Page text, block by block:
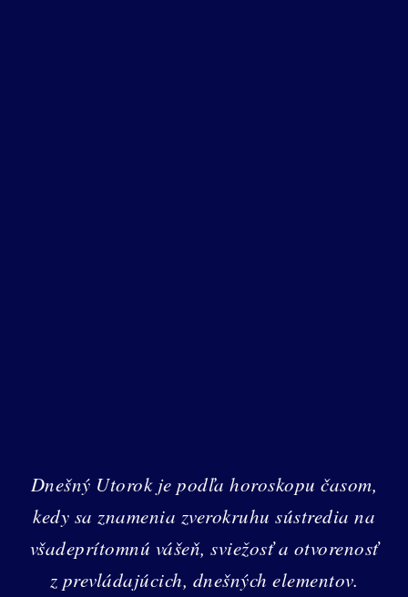
Dnešný Utorok je podľa horoskopu časom,
kedy sa znamenia zverokruhu sústredia na
všadeprítomnú vášeň, sviežosť a otvorenosť
z prevládajúcich, dnešných elementov.